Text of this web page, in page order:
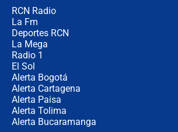
RCN Radio
La Fm
Deportes RCN
La Mega
Radio 1
El Sol
Alerta Bogotá
Alerta Cartagena
Alerta Paisa
Alerta Tolima
Alerta Bucaramanga